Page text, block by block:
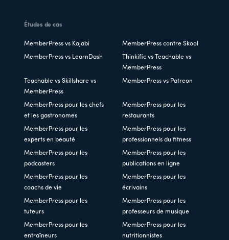
Études de cas
MemberPress vs Kajabi MemberPress contre Skool
MemberPress vs LearnDash
Thinkific vs Teachable vs
MemberPress
Teachable vs Skillshare vs
MemberPress
MemberPress vs Patreon
MemberPress pour les chefs
et les gastronomes
MemberPress pour les
restaurants
MemberPress pour les
experts en beauté
MemberPress pour les
professionnels du fitness
MemberPress pour les
podcasters
MemberPress pour les
publications en ligne
MemberPress pour les
coachs de vie
MemberPress pour les
écrivains
MemberPress pour les
tuteurs
MemberPress pour les
professeurs de musique
MemberPress pour les
entraîneurs
MemberPress pour les
nutritionnistes